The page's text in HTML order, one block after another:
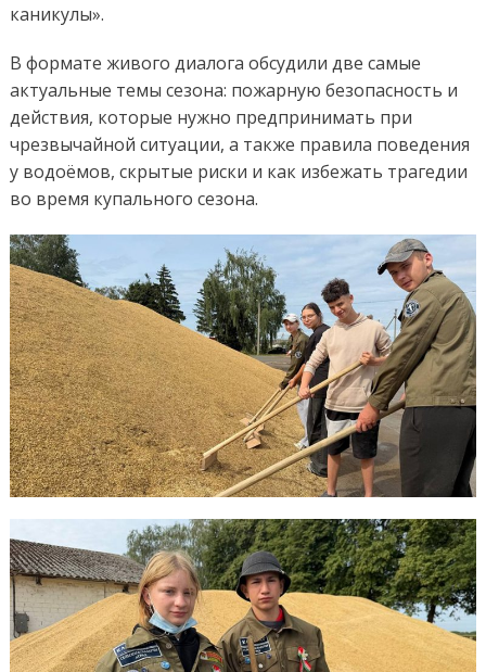
каникулы».
В формате живого диалога обсудили две самые
актуальные темы сезона: пожарную безопасность и
действия, которые нужно предпринимать при
чрезвычайной ситуации, а также правила поведения
у водоёмов, скрытые риски и как избежать трагедии
во время купального сезона.